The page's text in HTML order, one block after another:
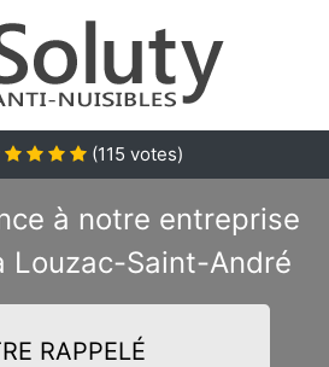
(115 votes)
à notre entreprise
Louzac-Saint-André
RAPPELÉ